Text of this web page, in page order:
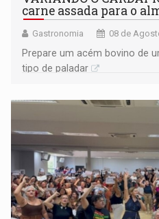
carne assada para o
Gastronomia 08 de
Prepare um acém bovino de
tipo de paladar